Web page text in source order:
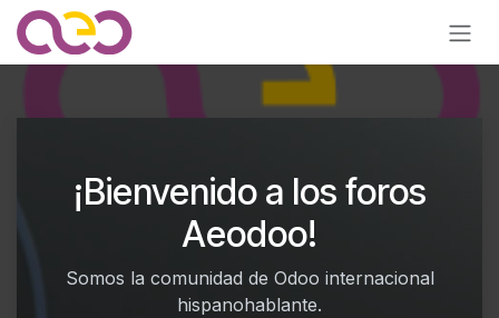
Ir al contenido
¡Bienvenido a los foros
Aeodoo!
Somos la comunidad de Odoo internacional
hispanohablante.